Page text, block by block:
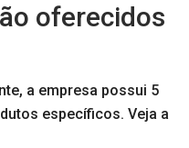
oferecidos
a empresa possui 5
específicos. Veja a